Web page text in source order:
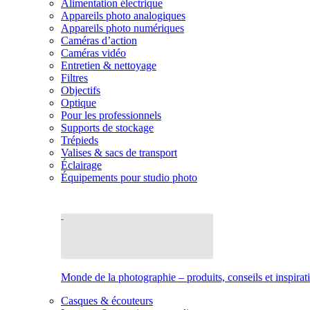
Alimentation électrique
Appareils photo analogiques
Appareils photo numériques
Caméras d’action
Caméras vidéo
Entretien & nettoyage
Filtres
Objectifs
Optique
Pour les professionnels
Supports de stockage
Trépieds
Valises & sacs de transport
Éclairage
Équipements pour studio photo
Monde de la photographie – produits, conseils et
Casques & écouteurs